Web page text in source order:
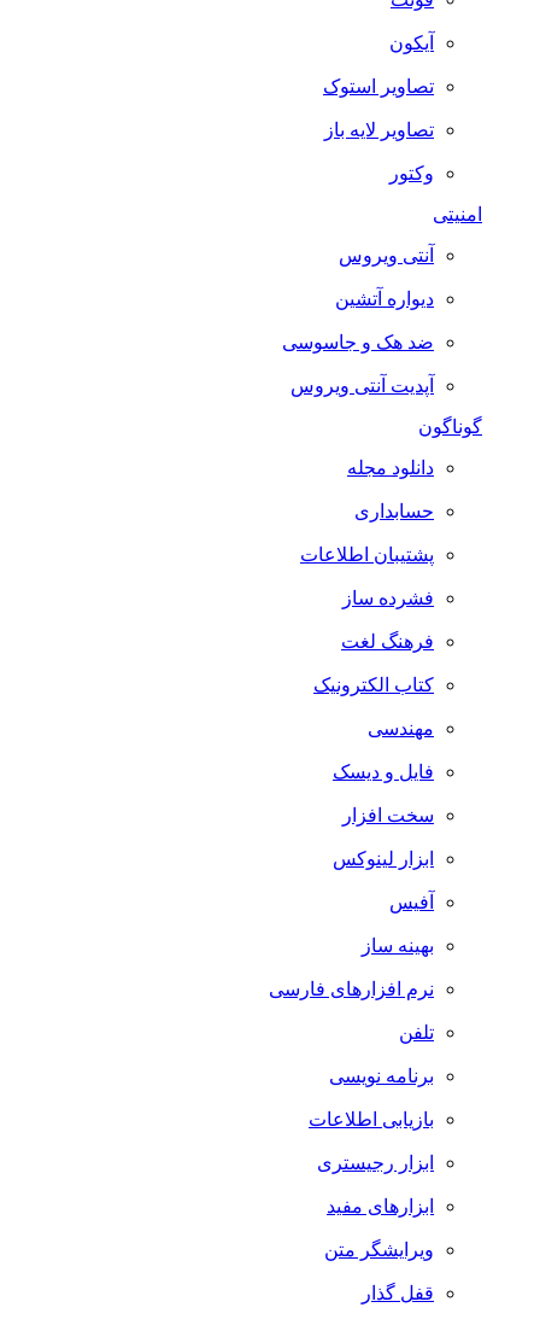
آیکون
تصاویر استوک
تصاویر لایه باز
وکتور
آنتی ویروس
دیواره آتشین
ضد هک و جاسوسی
آپدیت آنتی ویروس
گوناگون
دانلود مجله
حسابداری
پشتیبان اطلاعات
فشرده ساز
فرهنگ لغت
کتاب الکترونیک
مهندسی
فایل و دیسک
سخت افزار
ابزار لینوکس
آفیس
بهینه ساز
نرم افزارهای فارسی
تلفن
برنامه نویسی
بازیابی اطلاعات
ابزار رجیستری
ابزارهای مفید
ویرایشگر متن
قفل گذار